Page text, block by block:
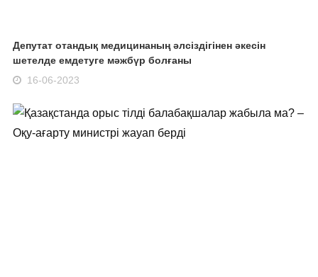
Депутат отандық медицинаның әлсіздігінен әкесін
шетелде емдетуге мәжбүр болғаны
16-06-2023